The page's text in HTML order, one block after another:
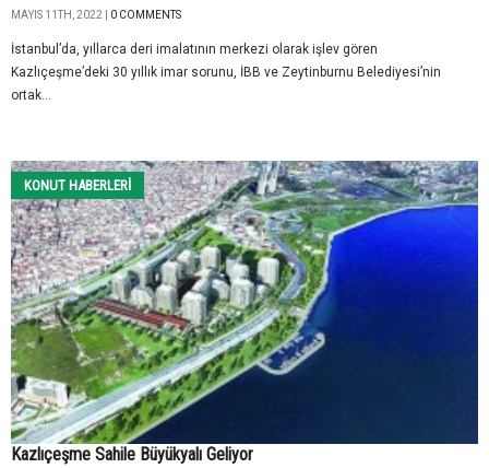
MAYIS 11TH, 2022 | 0 COMMENTS
İstanbul’da, yıllarca deri imalatının merkezi olarak işlev gören
Kazlıçeşme’deki 30 yıllık imar sorunu, İBB ve Zeytinburnu Belediyesi’nin
ortak...
KONUT HABERLERI
Kazlıçeşme Sahile Büyükyalı Geliyor